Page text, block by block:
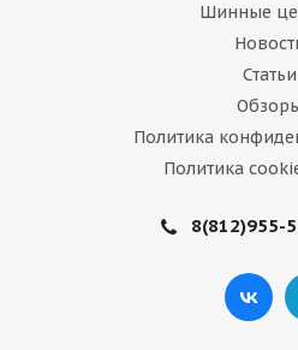
Шинные
Статьи
Политика
Политика
8(812)955-